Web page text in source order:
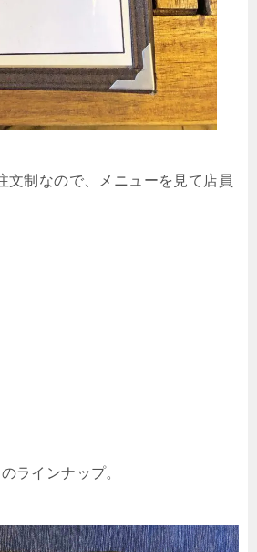
文制なので、メニューを見て店員
ラインナップ。